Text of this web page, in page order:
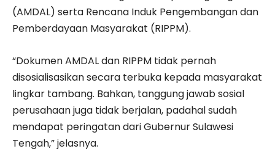
(AMDAL) serta Rencana Induk Pengembangan dan
Pemberdayaan Masyarakat (RIPPM).
“Dokumen AMDAL dan RIPPM tidak pernah
disosialisasikan secara terbuka kepada masyarakat
lingkar tambang. Bahkan, tanggung jawab sosial
perusahaan juga tidak berjalan, padahal sudah
mendapat peringatan dari Gubernur Sulawesi
Tengah,” jelasnya.